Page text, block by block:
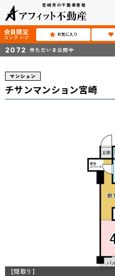
宮崎市の不動産情報
会員限定
コンテンツ お気に入り
2072 件ただいま公開中
マンション
チサンマンション宮崎
【間取り】